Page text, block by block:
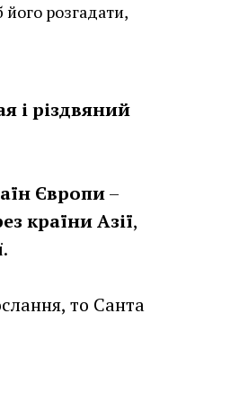
розгадати,
і різдвяний
Європи–
країни Азії,
то Санта